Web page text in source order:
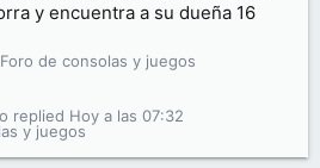
y encuentra a su dueña 16
Foro de consolas y juegos
y juegos
Hoy a las 07:32